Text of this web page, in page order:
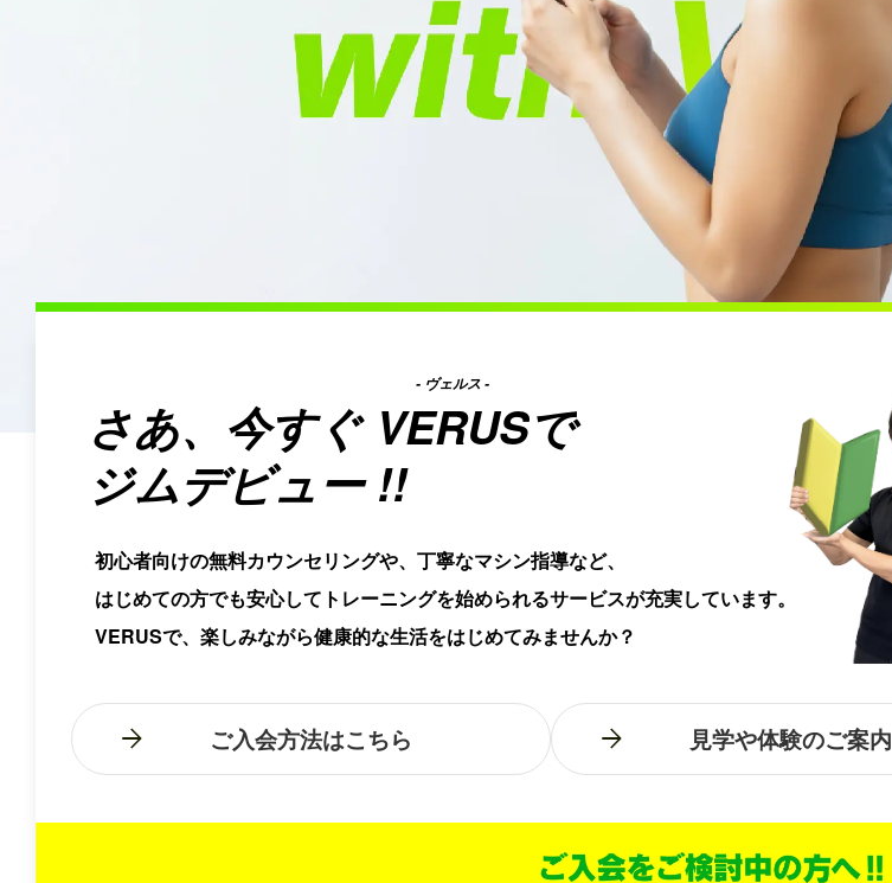
さあ、今すぐ VERUS
- ヴェルス -
で
ジムデビュー !!
初心者向けの無料カウンセリングや、丁寧なマシン指導など、
はじめての方でも安心してトレーニングを始められるサービスが充実しています。
VERUSで、楽しみながら健康的な生活をはじめてみませんか？
ご入会方法はこちら 見学や体験のご案内